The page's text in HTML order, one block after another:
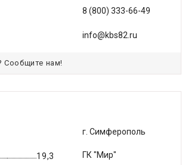
8 (800) 333-66-49
info@kbs82.ru
Сообщите нам!
19,3
г. Симферополь
ГК "Мир"